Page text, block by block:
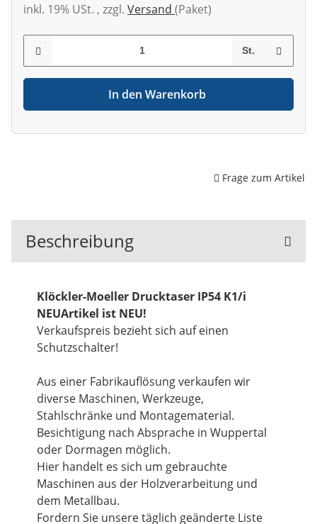
inkl. 19% USt. , zzgl. Versand (Paket)
St.
In den Warenkorb
Frage zum Artikel
Beschreibung
Klöckler-Moeller Drucktaser IP54 K1/i
NEUArtikel ist NEU!
Verkaufspreis bezieht sich auf einen
Schutzschalter!
Aus einer Fabrikauflösung verkaufen wir
diverse Maschinen, Werkzeuge,
Stahlschränke und Montagematerial.
Besichtigung nach Absprache in Wuppertal
oder Dormagen möglich.
Hier handelt es sich um gebrauchte
Maschinen aus der Holzverarbeitung und
dem Metallbau.
Fordern Sie unsere täglich geänderte Liste